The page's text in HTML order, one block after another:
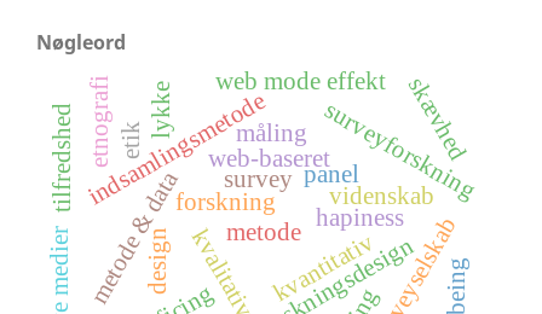
Nøgleord
metode
forskning
design forskningsdesign
kvantitativ
kvalitativ
survey
videnskab
surveyselskab
metode & data
surveyforskning
indsamlingsmetodeweb-baseret
web mode effekt skævhed
lykke
tilfredshed måling
hapiness
nye medier
etik
etnografi
panel